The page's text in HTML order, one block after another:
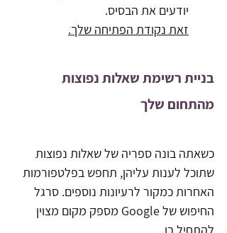
יודעים את הבסיס.
זאת נקודת הפתיחה שלך.
בניית רשימת שאלות נפוצות
מהתחום שלך
כשאתה בונה ספריה של שאלות נפוצות
שתוכל לענות עליהן, תחפש בפלטפורמות
האחרות כמקור לרעיונות נוספים. סרגל
החיפוש של Google מספק מקום מצוין
להתחיל בו.